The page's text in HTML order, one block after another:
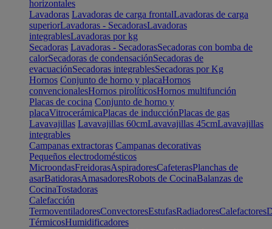
horizontales
Lavadoras Lavadoras de carga frontalLavadoras de carga
superiorLavadoras - SecadorasLavadoras
integrablesLavadoras por kg
Secadoras Lavadoras - SecadorasSecadoras con bomba de
calorSecadoras de condensaciónSecadoras de
evacuaciónSecadoras integrablesSecadoras por Kg
Hornos Conjunto de horno y placaHornos
convencionalesHornos pirolíticosHornos multifunción
Placas de cocina Conjunto de horno y
placaVitrocerámicaPlacas de inducciónPlacas de gas
Lavavajillas Lavavajillas 60cmLavavajillas 45cmLavavajillas
integrables
Campanas extractoras Campanas decorativas
Pequeños electrodomésticos
MicroondasFreidorasAspiradoresCafeterasPlanchas de
asarBatidorasAmasadoresRobots de CocinaBalanzas de
CocinaTostadoras
Calefacción
TermoventiladoresConvectoresEstufasRadiadoresCalefactores
TérmicosHumidificadores